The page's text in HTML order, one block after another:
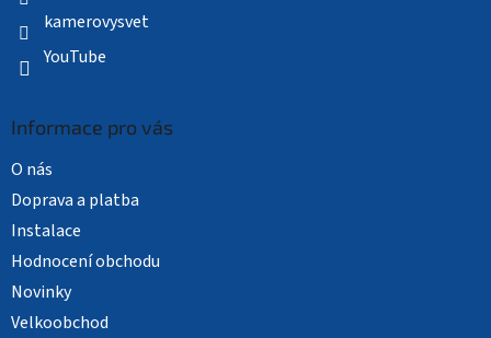
kamerovysvet
YouTube
Informace pro vás
O nás
Doprava a platba
Instalace
Hodnocení obchodu
Novinky
Velkoobchod